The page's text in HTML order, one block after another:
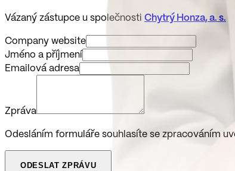
Vázaný zástupce u společnosti Chytrý Honza, a. s.
Company website
Jméno a příjmení
Emailová adresa
Zpráva
Odesláním formuláře souhlasíte se zpracováním
ODESLAT ZPRÁVU